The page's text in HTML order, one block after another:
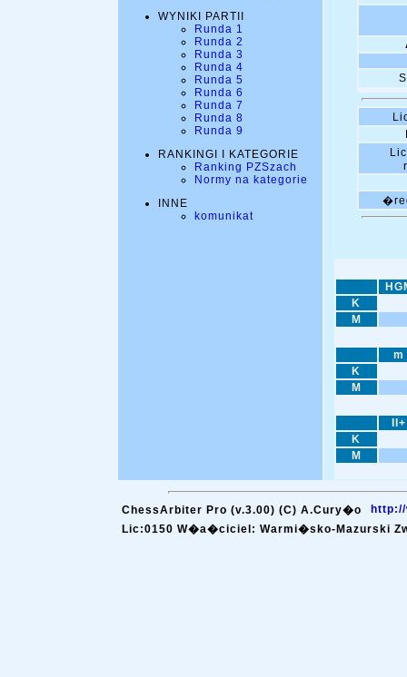
WYNIKI PARTII
Runda 1
Runda 2
Runda 3
Runda 4
Runda 5
Runda 6
Runda 7
Runda 8
Runda 9
RANKINGI I KATEGORIE
Ranking PZSzach
Normy na kategorie
INNE
komunikat
K
M
m
K
M
II+
K
M
ChessArbiter Pro (v.3.00) (C) A.Cury�o
Lic:0150 W�a�ciciel: Warmi�sko-Mazurski